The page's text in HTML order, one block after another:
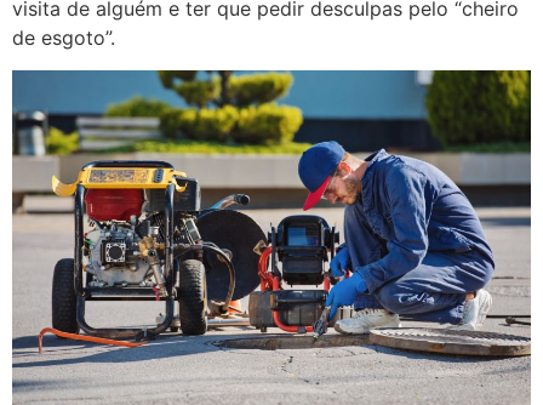
visita de alguém e ter que pedir desculpas pelo “cheiro
de esgoto”.